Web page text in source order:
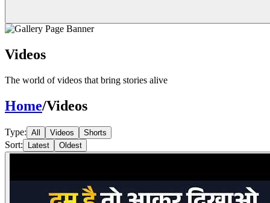
Videos
The world of videos that bring stories alive
Home/Videos
Type: All Videos Shorts
Sort: Latest Oldest